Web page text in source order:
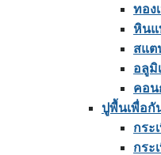
ทอง
หินแ
สแต
อลูมิ
คอน
ปูพื้นเพื่อกั
กระ
กระ